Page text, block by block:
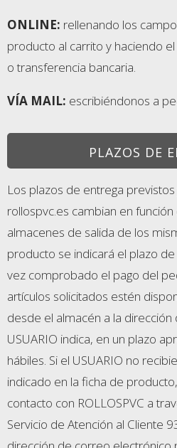
ONLINE: rellenando los
producto al carrito y haciendo
o transferencia bancaria.
VÍA MAIL: escribiéndonos a
PLAZOS DE
Los plazos de entrega
rollospvc.es cambian en
almacenes de salida de los
producto se indicará el plazo
vez comprobado el pago del
artículos solicitados estén
desde el almacén a la
USUARIO indica, en un plazo
hábiles. Si el USUARIO no
indicado en la ficha de
contacto con ROLLOSPVC a
Servicio de Atención al Cliente